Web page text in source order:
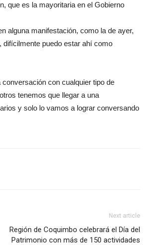
que es la mayoritaria en el Gobierno
alguna manifestación, como la de ayer,
difícilmente puedo estar ahí como
con cualquier tipo de
tenemos que llegar a una
y solo lo vamos a lograr conversando
Next article
Región de Coquimbo celebrará el Día del
Patrimonio con más de 150 actividades